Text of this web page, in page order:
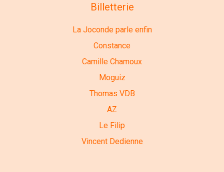
Billetterie
La Joconde parle enfin
Constance
Camille Chamoux
Moguiz
Thomas VDB
AZ
Le Filip
Vincent Dedienne